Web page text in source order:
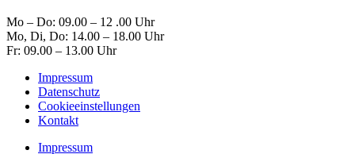
Mo – Do: 09.00 – 12 .00 Uhr
Mo, Di, Do: 14.00 – 18.00 Uhr
Fr: 09.00 – 13.00 Uhr
Impressum
Datenschutz
Cookieeinstellungen
Kontakt
Impressum